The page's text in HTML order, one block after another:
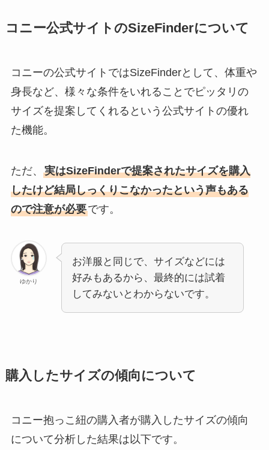
コニー公式サイトのSizeFinderについて
コニーの公式サイトではSizeFinderとして、体重や
身長など、様々な条件をいれることでピッタリの
サイズを提案してくれるという公式サイトの優れ
た機能。
ただ、 実はSizeFinderで提案されたサイズを購入
したけど結局しっくりこなかったという声もある
ので注意が必要です。
ゆかり
お洋服と同じで、サイズなどには
好みもあるから、最終的には試着
してみないとわからないです。
購入したサイズの傾向について
コニー抱っこ紐の購入者が購入したサイズの傾向
について分析した結果は以下です。